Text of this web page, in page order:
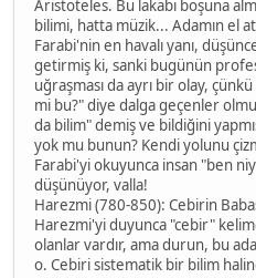
Aristoteles. Bu lakabı boşuna
bilimi, hatta müzik... Adamın el
Farabi'nin en havalı yanı,
getirmiş ki, sanki bugünün
uğraşması da ayrı bir olay,
mi bu?" diye dalga geçenler
da bilim" demiş ve bildiğini
yok mu bunun? Kendi yolunu
Farabi'yi okuyunca insan "ben
düşünüyor, valla!
Harezmi (780-850): Cebirin
Harezmi'yi duyunca "cebir"
olanlar vardır, ama durun, bu
o. Cebiri sistematik bir bilim